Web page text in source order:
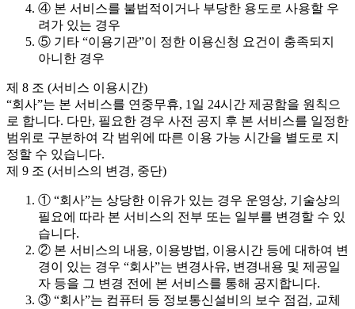
④ 본 서비스를 불법적이거나 부당한 용도로 사용할 우
려가 있는 경우
⑤ 기타 “이용기관”이 정한 이용신청 요건이 충족되지
아니한 경우
제 8 조 (서비스 이용시간)
“회사”는 본 서비스를 연중무휴, 1일 24시간 제공함을 원칙으
로 합니다. 다만, 필요한 경우 사전 공지 후 본 서비스를 일정한
범위로 구분하여 각 범위에 따른 이용 가능 시간을 별도로 지
정할 수 있습니다.
제 9 조 (서비스의 변경, 중단)
① “회사”는 상당한 이유가 있는 경우 운영상, 기술상의
필요에 따라 본 서비스의 전부 또는 일부를 변경할 수 있
습니다.
② 본 서비스의 내용, 이용방법, 이용시간 등에 대하여 변
경이 있는 경우 “회사”는 변경사유, 변경내용 및 제공일
자 등을 그 변경 전에 본 서비스를 통해 공지합니다.
③ “회사”는 컴퓨터 등 정보통신설비의 보수 점검, 교체